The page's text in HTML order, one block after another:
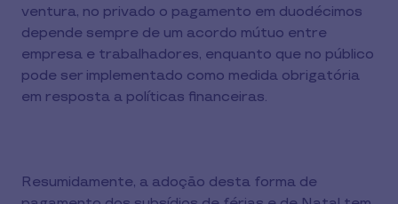
ventura, no privado o pagamento em duodécimos
depende sempre de um acordo mútuo entre
empresa e trabalhadores, enquanto que no público
pode ser implementado como medida obrigatória
em resposta a políticas financeiras.
Resumidamente, a adoção desta forma de